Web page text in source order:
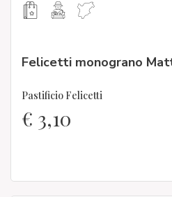
Felicetti monograno
Pastificio Felicetti
€ 3,10